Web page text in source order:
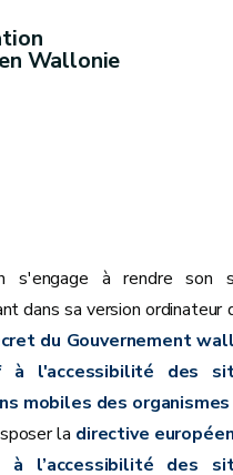
Wallonie
s'engage à rendre son
dans sa version ordinateur
du Gouvernement
l'accessibilité des
mobiles des organismes
la directive
à l’accessibilité des